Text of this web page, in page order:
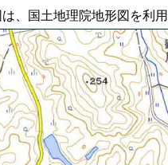
、国土地理院地形図を利用